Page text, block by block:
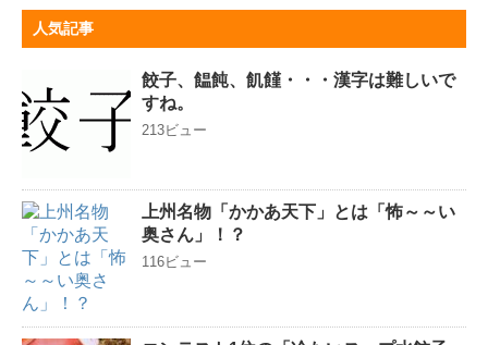
人気記事
餃子、饂飩、飢饉・・・漢字は難しいで
すね。
213ビュー
上州名物「かかあ天下」とは「怖～～い
奥さん」！？
116ビュー